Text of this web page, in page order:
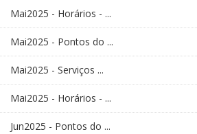
Mai2025 - Horários - ...
Mai2025 - Pontos do ...
Mai2025 - Serviços ...
Mai2025 - Horários - ...
Jun2025 - Pontos do ...